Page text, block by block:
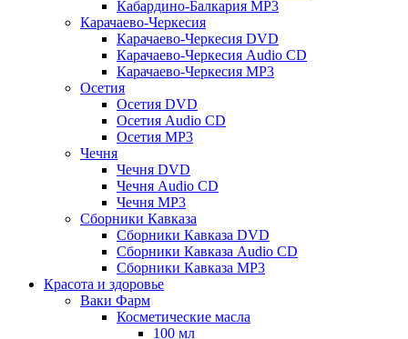
Кабардино-Балкария MP3
Карачаево-Черкесия
Карачаево-Черкесия DVD
Карачаево-Черкесия Audio CD
Карачаево-Черкесия MP3
Осетия
Осетия DVD
Осетия Audio CD
Осетия MP3
Чечня
Чечня DVD
Чечня Audio CD
Чечня MP3
Сборники Кавказа
Сборники Кавказа DVD
Сборники Кавказа Audio CD
Сборники Кавказа MP3
Красота и здоровье
Ваки Фарм
Косметические масла
100 мл